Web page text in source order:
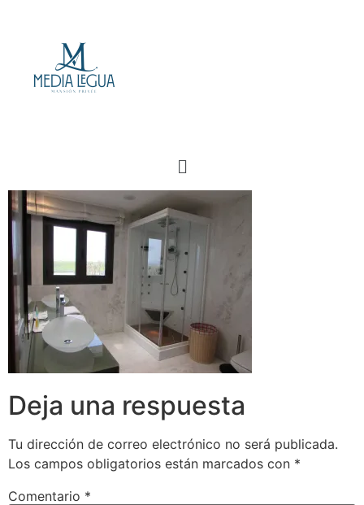
Deja una respuesta
Tu dirección de correo electrónico no será publicada.
Los campos obligatorios están marcados con *
Comentario *